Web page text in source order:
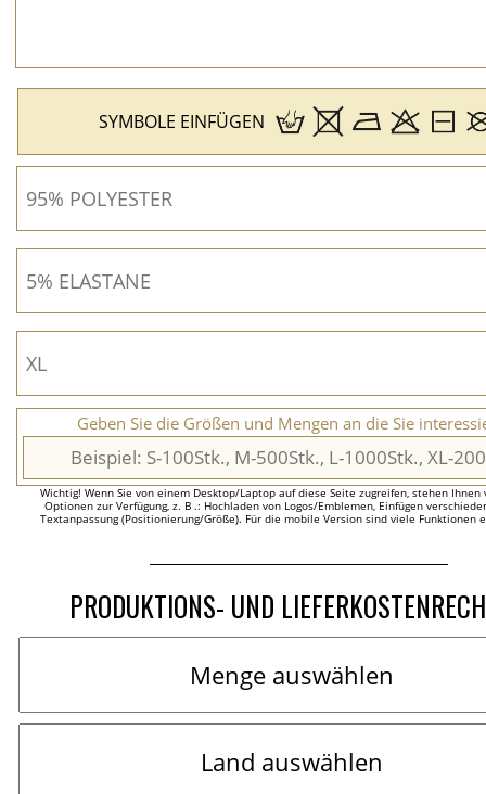
SYMBOLE EINFÜGEN
Geben Sie die Größen und Mengen an die Sie
Wichtig! Wenn Sie von einem Desktop/Laptop auf diese Seite zugreifen, stehen Ihnen
Optionen zur Verfügung, z. B .: Hochladen von Logos/Emblemen, Einfügen
Textanpassung (Positionierung/Größe). Für die mobile Version sind viele Funktionen
PRODUKTIONS- UND